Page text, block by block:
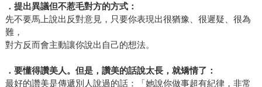
．提出異議但不惹毛對方的方式：
先不要馬上說出反對意見，只要你表現出很猶豫、很遲疑、很為
難，
對方反而會主動讓你說出自己的想法。
．要懂得讚美人。但是，讚美的話說太長，就矯情了：
最好的讚美是傳遞別人說過的話：「她說你做事超有紀律，非常